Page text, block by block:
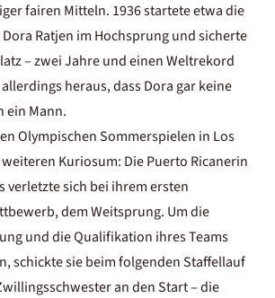
fairen Mitteln. 1936 startete etwa die
Ratjen im Hochsprung und sicherte
– zwei Jahre und einen Weltrekord
heraus, dass Dora gar keine
ein Mann.
Olympischen Sommerspielen in Los
Kuriosum: Die Puerto Ricanerin
verletzte sich bei ihrem ersten
dem Weitsprung. Um die
und die Qualifikation ihres Teams
schickte sie beim folgenden Staffellauf
an den Start – die